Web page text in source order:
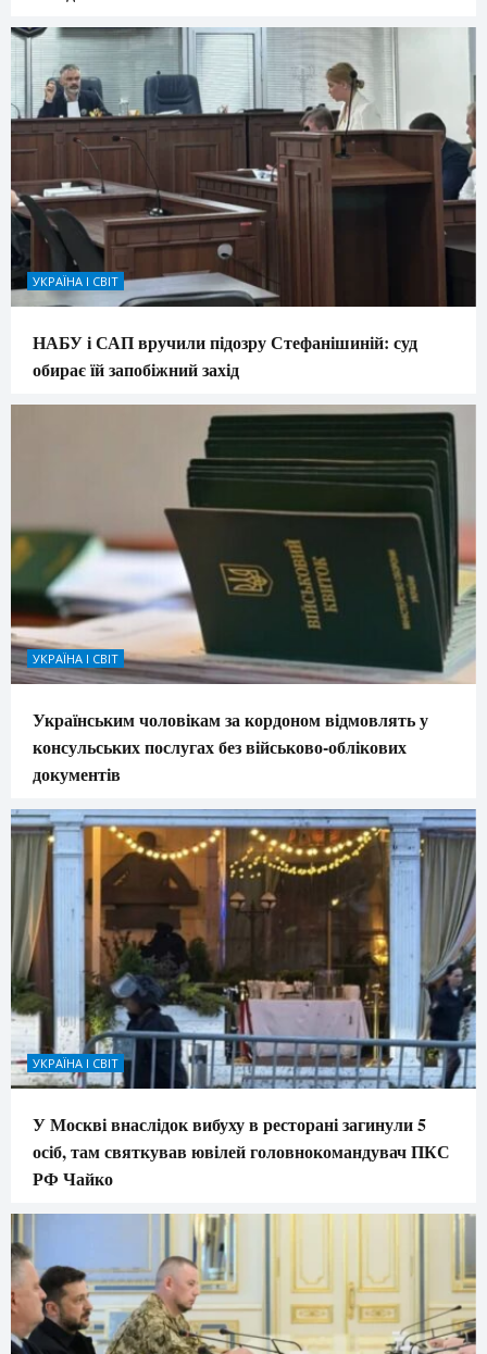
УКРАЇНА І СВІТ
НАБУ і САП вручили підозру Стефанішиній: суд
обирає їй запобіжний захід
УКРАЇНА І СВІТ
Українським чоловікам за кордоном відмовлять у
консульських послугах без військово-облікових
документів
УКРАЇНА І СВІТ
У Москві внаслідок вибуху в ресторані загинули 5
осіб, там святкував ювілей головнокомандувач ПКС
РФ Чайко